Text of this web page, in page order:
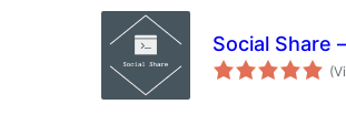
Social Share